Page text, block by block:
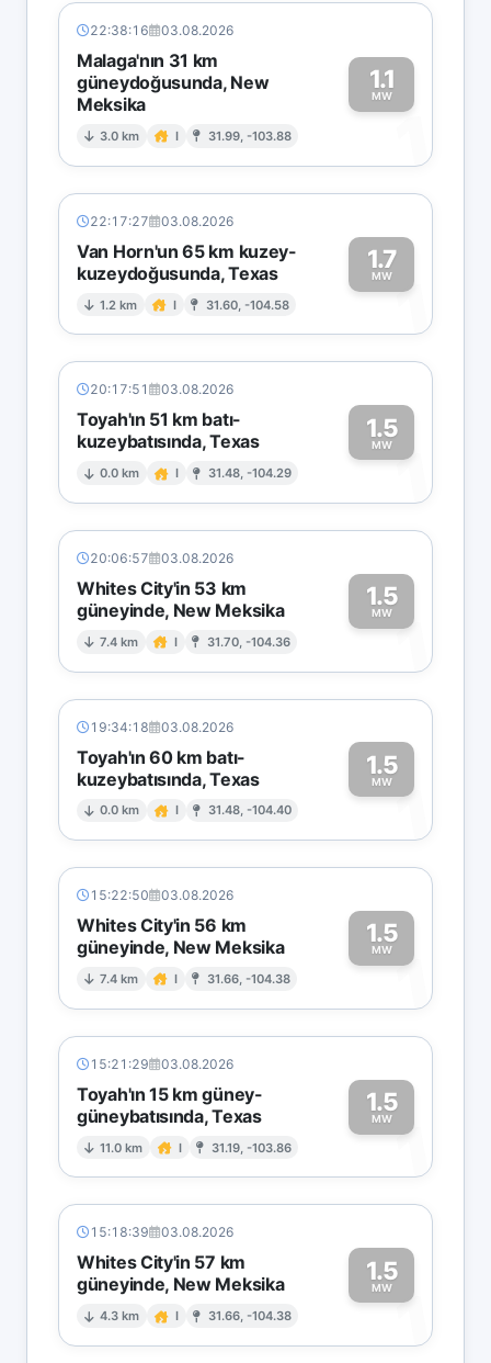
22:38:16 03.08.2026
Malaga'nın 31 km
güneydoğusunda, New
Meksika
3.0 km I 31.99, -103.88
1.1
MW
1
22:17:27 03.08.2026
Van Horn'un 65 km kuzey-
kuzeydoğusunda, Texas
1.2 km I 31.60, -104.58
1.7
MW1
20:17:51 03.08.2026
Toyah'ın 51 km batı-
kuzeybatısında, Texas
0.0 km I 31.48, -104.29
1.5
MW1
20:06:57 03.08.2026
Whites City'in 53 km
güneyinde, New Meksika
7.4 km I 31.70, -104.36
1.5
MW1
19:34:18 03.08.2026
Toyah'ın 60 km batı-
kuzeybatısında, Texas
0.0 km I 31.48, -104.40
1.5
MW1
15:22:50 03.08.2026
Whites City'in 56 km
güneyinde, New Meksika
7.4 km I 31.66, -104.38
1.5
MW1
15:21:29 03.08.2026
Toyah'ın 15 km güney-
güneybatısında, Texas
11.0 km I 31.19, -103.86
1.5
MW1
15:18:39 03.08.2026
Whites City'in 57 km
güneyinde, New Meksika
4.3 km I 31.66, -104.38
1.5
MW1